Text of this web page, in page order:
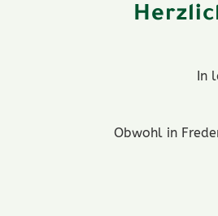
In
Obwohl in